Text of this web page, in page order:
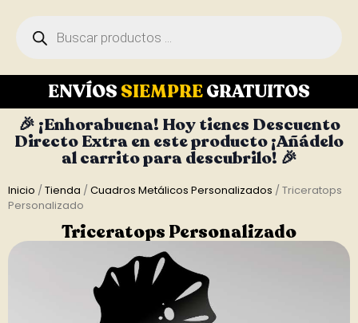
ENVÍOS SIEMPREGRATUITOS
🎉 ¡Enhorabuena! Hoy tienes Descuento
Directo Extra en este producto ¡Añádelo
al carrito para descubrilo! 🎉
Inicio /Tienda /Cuadros Metálicos Personalizados / Triceratops
Personalizado
Triceratops Personalizado